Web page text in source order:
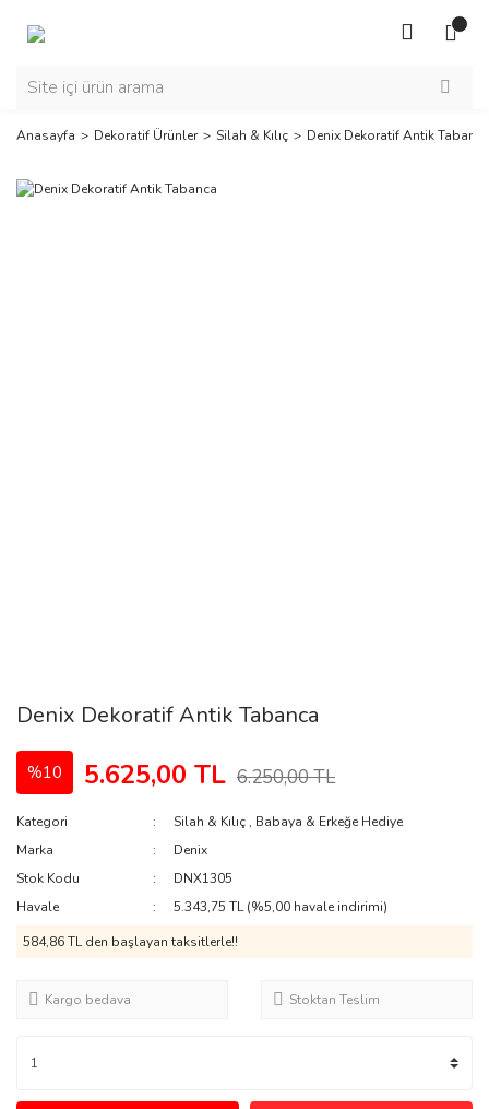
Anasayfa Dekoratif Ürünler Silah & Kılıç Denix Dekoratif Antik Tabanca
Denix Dekoratif Antik Tabanca
%10 5.625,00 TL 6.250,00 TL
Kategori Silah & Kılıç , Babaya & Erkeğe Hediye
Marka
Denix
Stok Kodu
DNX1305
Havale
5.343,75 TL (%5,00 havale indirimi)
584,86 TL den başlayan taksitlerle!!
Kargo bedava Stoktan Teslim